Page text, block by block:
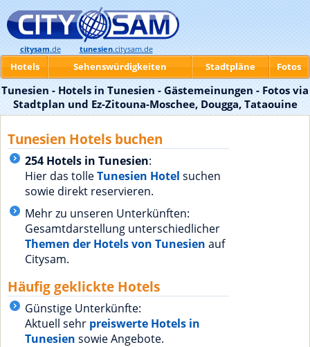
Tunesien - Hotels in Tunesien - Gästemeinungen - Fotos via
Stadtplan und Ez-Zitouna-Moschee, Dougga, Tataouine
Tunesien Hotels buchen
254 Hotels in Tunesien:
Hier das tolleTunesien Hotel suchen
sowie direkt reservieren.
Mehr zu unseren Unterkünften:
Gesamtdarstellung unterschiedlicher
Themen der Hotels von Tunesien auf
Citysam.
Häufig geklickte Hotels
Günstige Unterkünfte:
Aktuell sehr preiswerte Hotels in
Tunesien sowie Angebote.
citysam.de tunesien.citysam.de
Hotels Sehenswürdigkeiten Stadtpläne Fotos